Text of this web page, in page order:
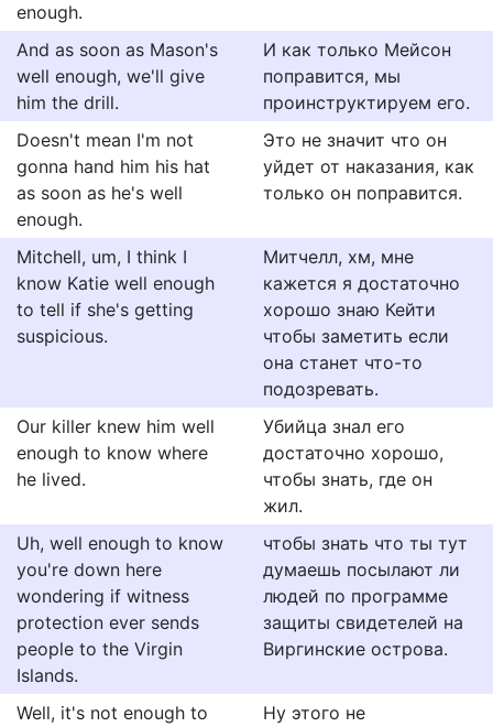
enough.
And as soon as Mason's
well enough, we'll give
him the drill.
И как только Мейсон
поправится, мы
проинструктируем его.
Doesn't mean I'm not
gonna hand him his hat
as soon as he's well
enough.
Это не значит что он
уйдет от наказания, как
только он поправится.
Mitchell, um, I think I
know Katie well enough
to tell if she's getting
suspicious.
Митчелл, хм, мне
кажется я достаточно
хорошо знаю Кейти
чтобы заметить если
она станет что-то
подозревать.
Our killer knew him well
enough to know where
he lived.
Убийца знал его
достаточно хорошо,
чтобы знать, где он
жил.
Uh, well enough to know
you're down here
wondering if witness
protection ever sends
people to the Virgin
Islands.
чтобы знать что ты тут
думаешь посылают ли
людей по программе
защиты свидетелей на
Виргинские острова.
Well, it's not enough to
Ну этого не